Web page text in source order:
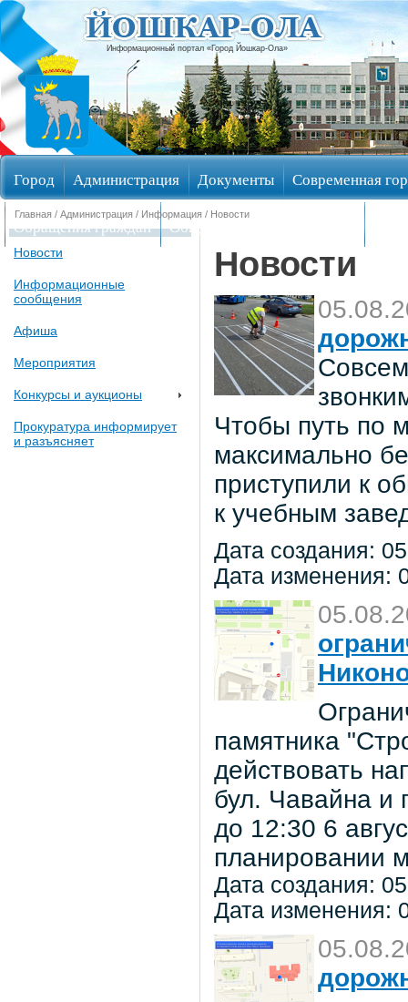
Информационный портал «Город Йошкар-Ола»
Город Администрация Документы Современная
Обращения граждан Общественные обсуждения
Главная / Администрация / Информация / Новости
Новости
Информационные
сообщения
Афиша
Мероприятия
Конкурсы и аукционы
Прокуратура информирует
и разъясняет
Новости
Чтобы путь по
максимально
приступили к
к учебным
Дата создания:
Дата изменения:
памятника
действовать
бул. Чавайна и
до 12:30 6
планировании
Дата создания:
Дата изменения: